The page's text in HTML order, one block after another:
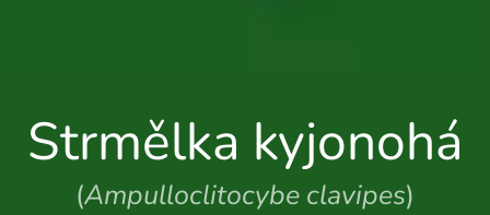
Strmělka kyjonohá
(Ampulloclitocybe clavipes)